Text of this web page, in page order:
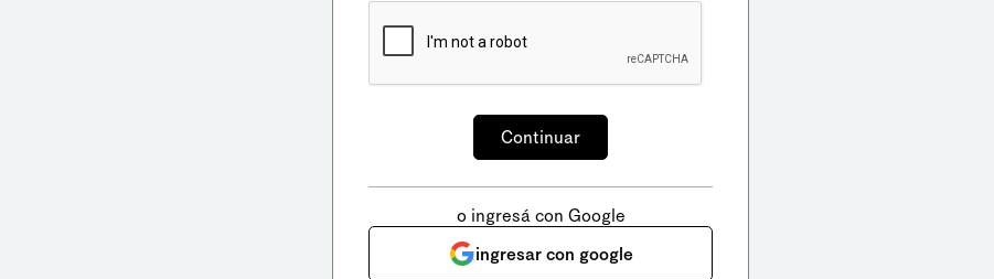
o ingresá con Google
ingresar con google